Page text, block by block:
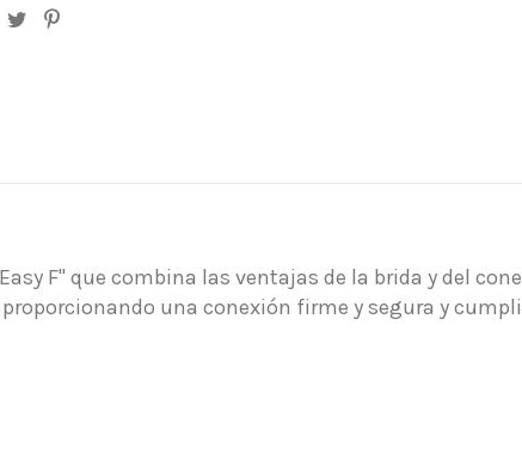
F" que combina las ventajas de la brida y del
una conexión firme y segura y